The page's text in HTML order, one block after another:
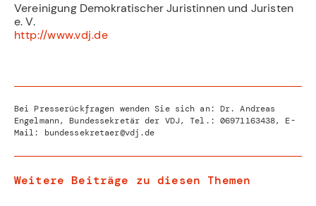
Vereinigung Demokratischer Juristinnen und Juristen
e. V.
http://www.vdj.de
Bei Presserückfragen wenden Sie sich an: Dr. Andreas
Engelmann, Bundessekretär der VDJ, Tel.: 06971163438, E-
Mail: bundessekretaer@vdj.de
Weitere Beiträge zu diesen Themen